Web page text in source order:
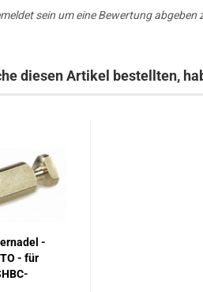
sein um eine Bewertung abgeben
diesen Artikel bestellten,
-
- für